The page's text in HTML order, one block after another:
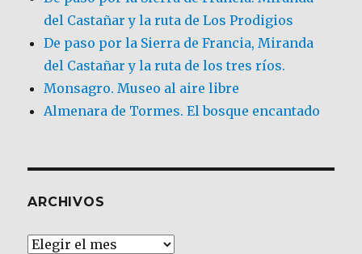
del Castañar y la ruta de Los Prodigios
De paso por la Sierra de Francia, Miranda
del Castañar y la ruta de los tres ríos.
Monsagro. Museo al aire libre
Almenara de Tormes. El bosque encantado
ARCHIVOS
Archivos